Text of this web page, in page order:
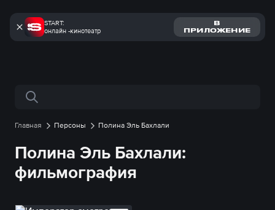
START:
онлайн -кинотеатр
В
ПРИЛОЖЕНИЕ
Поиск по сайту
Главная Персоны Полина Эль Бахлали
Полина Эль Бахлали:
фильмография